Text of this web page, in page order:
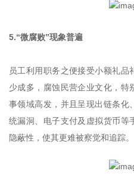
5.“微腐败”现象普遍
员工利用职务之便接受小额礼品
少成多，腐蚀民营企业文化，特
事领域高发，并且呈现出链条化
统漏洞、电子支付及虚拟货币等
隐蔽性，使其更难被察觉和追踪。